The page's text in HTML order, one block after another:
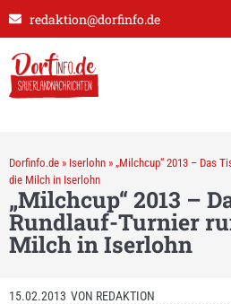
redaktion@dorfinfo.de
Dorfinfo.de » Iserlohn » „Milchcup“ 2013 – Das
die Milch in Iserlohn
„Milchcup“ 2013 –
Rundlauf-Turnier
Milch in Iserlohn
15.02.2013 VON REDAKTION